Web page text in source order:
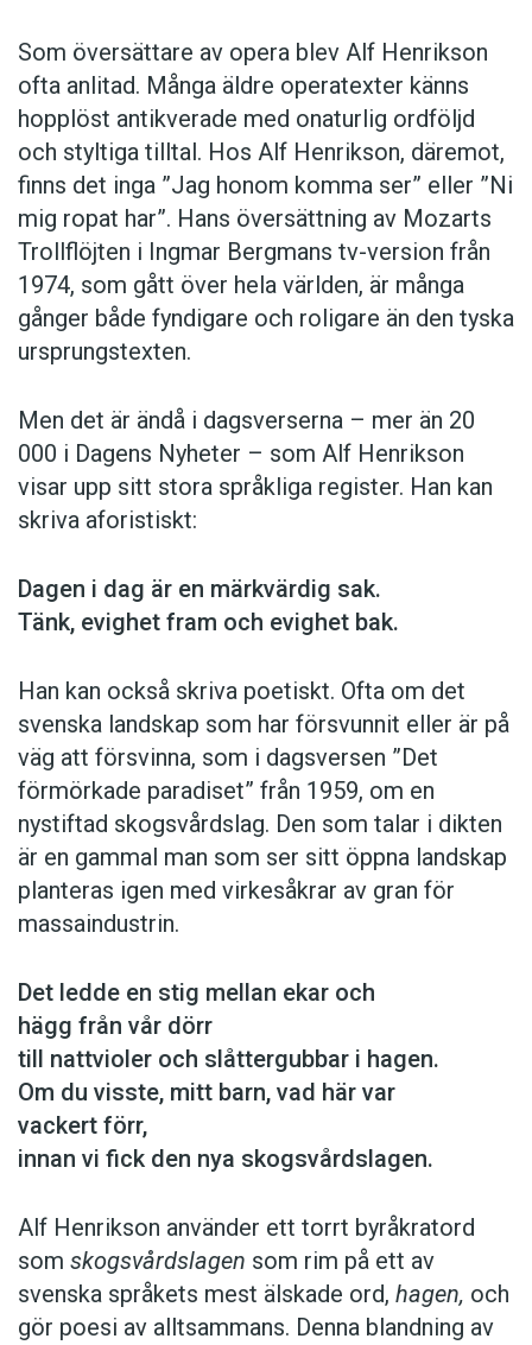
Som översättare av opera blev Alf Henrikson
ofta anlitad. Många äldre operatexter känns
hopplöst antikverade med onaturlig ordföljd
och styltiga tilltal. Hos Alf Henrikson, däremot,
finns det inga ”Jag honom komma ser” eller ”Ni
mig ropat har”. Hans översättning av Mozarts
Trollflöjten i Ingmar Bergmans tv-version från
1974, som gått över hela världen, är många
gånger både fyndigare och roligare än den tyska
ursprungstexten.
Men det är ändå i dagsverserna – mer än 20
000 i Dagens Nyheter – som Alf Henrikson
visar upp sitt stora språkliga register. Han kan
skriva aforistiskt:
Dagen i dag är en märkvärdig sak.
Tänk, evighet fram och evighet bak.
Han kan också skriva poetiskt. Ofta om det
svenska landskap som har försvunnit eller är på
väg att försvinna, som i dagsversen ”Det
förmörkade paradiset” från 1959, om en
nystiftad skogsvårdslag. Den som talar i dikten
är en gammal man som ser sitt öppna landskap
planteras igen med virkesåkrar av gran för
massaindustrin.
Det ledde en stig mellan ekar och
hägg från vår dörr
till nattvioler och slåttergubbar i hagen.
Om du visste, mitt barn, vad här var
vackert förr,
innan vi fick den nya skogsvårdslagen.
Alf Henrikson använder ett torrt byråkratord
som skogsvårdslagen som rim på ett av
svenska språkets mest älskade ord, hagen, och
gör poesi av alltsammans. Denna blandning av